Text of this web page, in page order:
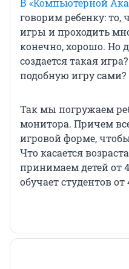
говорим ребенку: то,
игры и проходить
конечно, хорошо. Но
создается такая
подобную игру сами?
Так мы погружаем
монитора. Причем
игровой форме,
Что касается
принимаем детей от
обучает студентов от